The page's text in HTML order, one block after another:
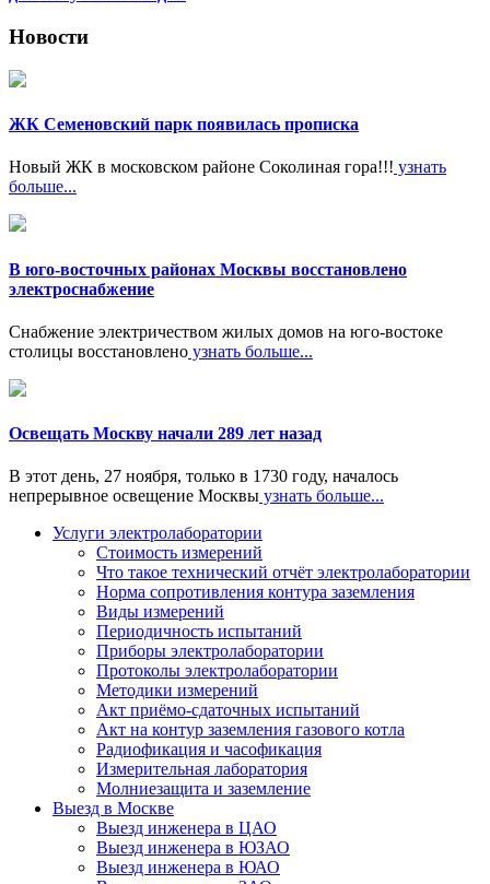
Новости
ЖК Семеновский парк появилась прописка
Новый ЖК в московском районе Соколиная гора!!! узнать
больше...
В юго-восточных районах Москвы восстановлено
электроснабжение
Снабжение электричеством жилых домов на юго-востоке
столицы восстановлено узнать больше...
Освещать Москву начали 289 лет назад
В этот день, 27 ноября, только в 1730 году, началось
непрерывное освещение Москвы узнать больше...
Услуги электролаборатории
Стоимость измерений
Что такое технический отчёт электролаборатории
Норма сопротивления контура заземления
Виды измерений
Периодичность испытаний
Приборы электролаборатории
Протоколы электролаборатории
Методики измерений
Акт приёмо-сдаточных испытаний
Акт на контур заземления газового котла
Радиофикация и часофикация
Измерительная лаборатория
Молниезащита и заземление
Выезд в Москве
Выезд инженера в ЦАО
Выезд инженера в ЮЗАО
Выезд инженера в ЮАО